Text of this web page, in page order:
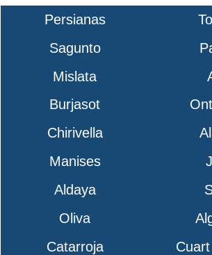
Persianas
Sagunto
Mislata
Burjasot
Chirivella
Manises
Aldaya
Oliva
Catarroja